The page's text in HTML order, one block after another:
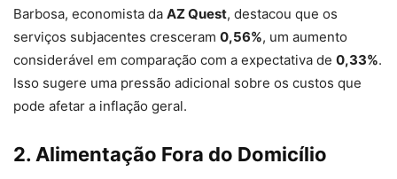
Barbosa, economista da AZ Quest, destacou que os
serviços subjacentes cresceram 0,56%, um aumento
considerável em comparação com a expectativa de 0,33%.
Isso sugere uma pressão adicional sobre os custos que
pode afetar a inflação geral.
2. Alimentação Fora do Domicílio